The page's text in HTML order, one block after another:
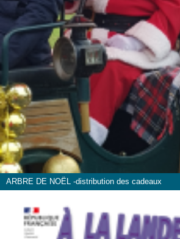
ARBRE DE NOËL -distribution des cadeaux